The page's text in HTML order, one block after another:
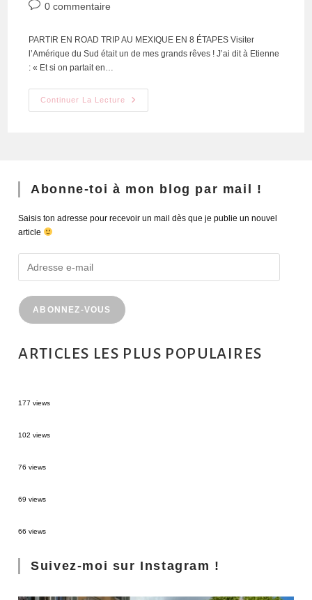
0 commentaire
PARTIR EN ROAD TRIP AU MEXIQUE EN 8 ÉTAPES Visiter
l’Amérique du Sud était un de mes grands rêves ! J’ai dit à Etienne
: « Et si on partait en…
Continuer La Lecture
Abonne-toi à mon blog par mail !
Saisis ton adresse pour recevoir un mail dès que je publie un nouvel
article
ABONNEZ-VOUS
ARTICLES LES PLUS POPULAIRES
177 views
102 views
76 views
69 views
66 views
Suivez-moi sur Instagram !